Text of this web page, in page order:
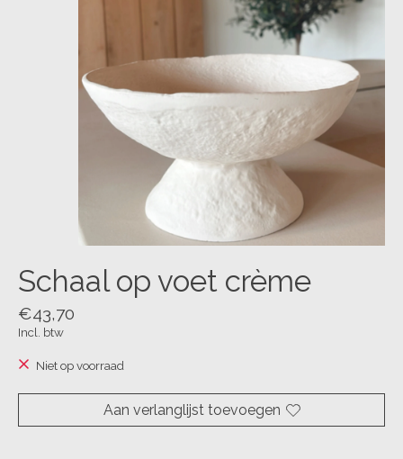
Schaal op voet crème
€43,70
Incl. btw
Niet op voorraad
Aan verlanglijst toevoegen